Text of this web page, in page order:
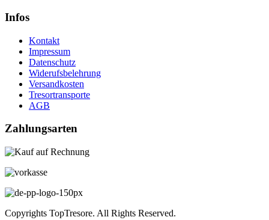
Infos
Kontakt
Impressum
Datenschutz
Widerufsbelehrung
Versandkosten
Tresortransporte
AGB
Zahlungsarten
Copyrights TopTresore. All Rights Reserved.